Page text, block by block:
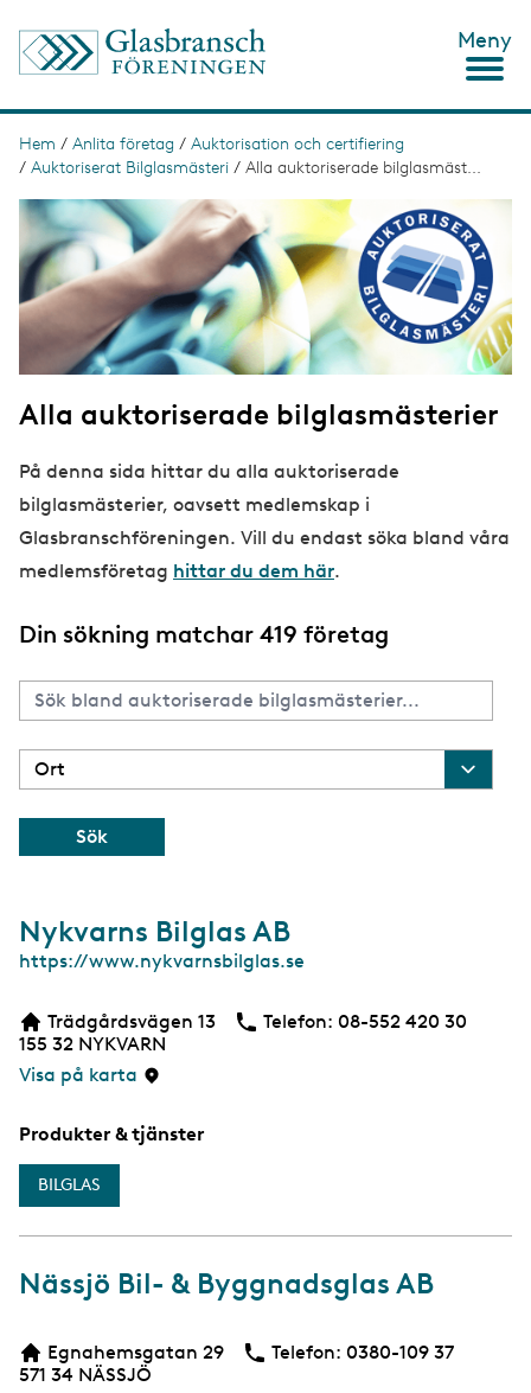
Meny
L
n
k
s
t
g
Hem / Anlita företag / Auktorisation och certifiering
/ Auktoriserat Bilglasmästeri / Alla auktoriserade bilglasmäst...
I
m
a
g
e
Alla auktoriserade bilglasmästerier
På denna sida hittar du alla auktoriserade
bilglasmästerier, oavsett medlemskap i
Glasbranschföreningen. Vill du endast söka bland våra
medlemsföretag hittar du dem här.
Din sökning matchar 419 företag
Nykvarns Bilglas AB
W
https://www.nykvarnsbilglas.se
Trädgårdsvägen 13
155 32 NYKVARN
Visa på karta
Telefon: Telefon
08-552 420 30
Produkter & tjänster
BILGLAS
Nässjö Bil- & Byggnadsglas AB
Egnahemsgatan 29
571 34 NÄSSJÖ
Telefon: Telefon
0380-109 37